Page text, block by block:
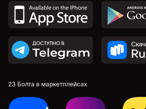
23 Болта в маркетплейсах